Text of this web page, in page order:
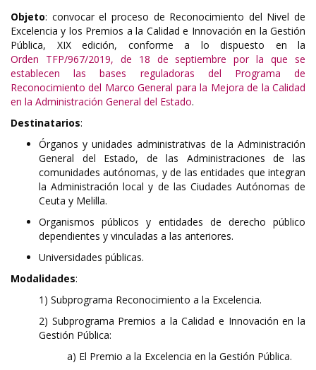
Objeto: convocar el proceso de Reconocimiento del Nivel de
Excelencia y los Premios a la Calidad e Innovación en la Gestión
Pública, XIX edición, conforme a lo dispuesto en la
Orden TFP/967/2019, de 18 de septiembre por la que se
establecen las bases reguladoras del Programa de
Reconocimiento del Marco General para la Mejora de la Calidad
en la Administración General del Estado.
Destinatarios:
Órganos y unidades administrativas de la Administración
General del Estado, de las Administraciones de las
comunidades autónomas, y de las entidades que integran
la Administración local y de las Ciudades Autónomas de
Ceuta y Melilla.
Organismos públicos y entidades de derecho público
dependientes y vinculadas a las anteriores.
Universidades públicas.
Modalidades:
1) Subprograma Reconocimiento a la Excelencia.
2) Subprograma Premios a la Calidad e Innovación en la
Gestión Pública:
a) El Premio a la Excelencia en la Gestión Pública.